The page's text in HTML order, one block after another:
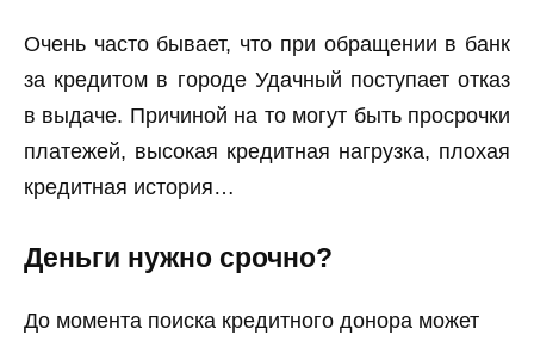
Очень часто бывает, что при обращении в банк
за кредитом в городе Удачный поступает отказ
в выдаче. Причиной на то могут быть просрочки
платежей, высокая кредитная нагрузка, плохая
кредитная история…
Деньги нужно срочно?
До момента поиска кредитного донора может